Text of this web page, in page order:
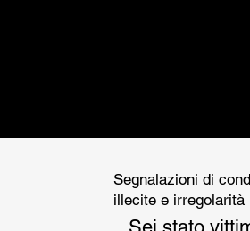
Segnalazioni di
illecite e irregolarità